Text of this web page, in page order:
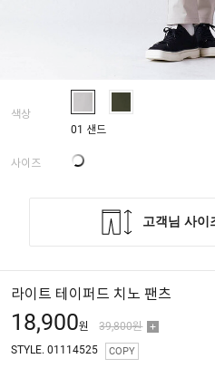
색상
01 샌드
사이즈
라이트 테이퍼드 치노 팬츠
18,900원 39,800원
STYLE. 01114525 COPY